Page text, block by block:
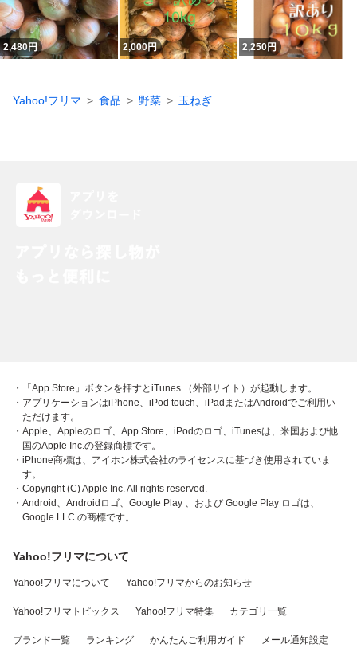
2,480円 2,000円 2,250円
Yahoo!フリマ 食品 野菜 玉ねぎ
・「App Store」ボタンを押すとiTunes （外部サイト）が起動します。
・アプリケーションはiPhone、iPod touch、iPadまたはAndroidでご利用い
ただけます。
・Apple、Appleのロゴ、App Store、iPodのロゴ、iTunesは、米国および他
国のApple Inc.の登録商標です。
・iPhone商標は、アイホン株式会社のライセンスに基づき使用されていま
す。
・Copyright (C) Apple Inc. All rights reserved.
・Android、Androidロゴ、Google Play 、および Google Play ロゴは、
Google LLC の商標です。
Yahoo!フリマについて
Yahoo!フリマについて Yahoo!フリマからのお知らせ
Yahoo!フリマトピックス Yahoo!フリマ特集 カテゴリ一覧
ブランド一覧 ランキング かんたんご利用ガイド メール通知設定